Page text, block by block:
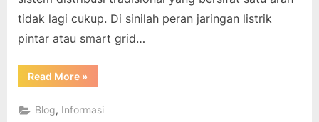
tidak lagi cukup. Di sinilah peran jaringan listrik
pintar atau smart grid…
Read More“Jaringan
Listrik
Dukung
Distribusi
»
Blog, Informasi